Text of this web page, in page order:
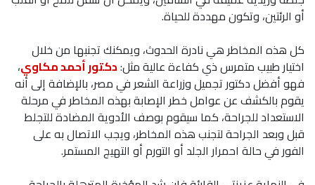
أو الرئتين، وتكون مهددة للحياة.
كل هذه المخاطر هي نادرة الحدوث، ويمكنك تجنبها من خلال
اختيار طبيب متمرس ذي كفاءة عالية مثل:دكتور أحمد مكاوي،
فهو أفضل دكتور تجميل وزراعة الشعر في مصر، بالإضافة إلى أنه
يقوم بالكشف عن عوامل خطر الإصابة بهذه المخاطر في مرحلة
الاستعداد للجراحة، كما سيقوم بوصف الأدوية المضادة للتجلط
قبل وبعد الجراحة لتجنب هذه المخاطر، ويجب الاتصال به على
الفور في حالة احمرار الجلد أو التورم أو التهيج المستمر.